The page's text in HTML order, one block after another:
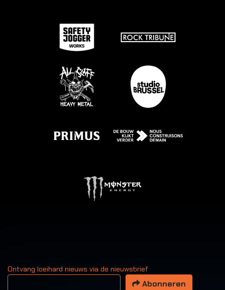
Ontvang loeihard nieuws via de nieuwsbrief
Uw email adres
Abonneren